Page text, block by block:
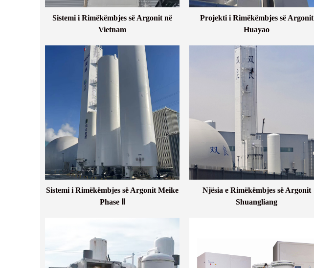
Sistemi i Rimëkëmbjes së Argonit në
Vietnam
Projekti i Rimëkëmbjes së Argonit
Huayao
Sistemi i Rimëkëmbjes së Argonit Meike
Phase Ⅱ
Njësia e Rimëkëmbjes së Argonit
Shuangliang